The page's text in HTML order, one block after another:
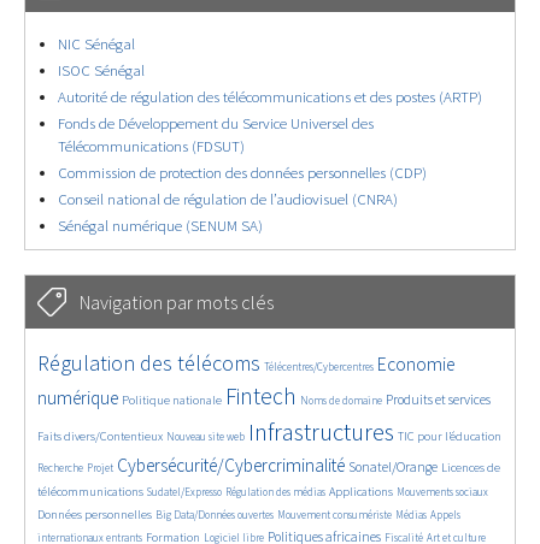
NIC Sénégal
ISOC Sénégal
Autorité de régulation des télécommunications et des postes (ARTP)
Fonds de Développement du Service Universel des
Télécommunications (FDSUT)
Commission de protection des données personnelles (CDP)
Conseil national de régulation de l’audiovisuel (CNRA)
Sénégal numérique (SENUM SA)
Navigation par mots clés
4632/5815
Régulation des télécoms
382/5815 Télécentres/Cybercentres
3664/5815
Economie
numérique
1898/5815 Politique nationale
5273/5815 Fintech
687/5815 Noms de domaine
2344/5815 Produits et services
1562/5815
Faits divers/Contentieux Nouveau site web Infrastructures TIC pour l’éducation
Recherche
246/5815Projet
3754/5815 Cybersécurité/Cybercriminalité
2301/5815 Sonatel/Orange
1642/5815
Licences de
télécommunications
301/5815 Sudatel/Expresso
1049/5815 Régulation des médias
1532/5815 Applications
1232/5815 Mouvements sociaux
1710/5815
Données personnelles
146/5815 Big Data/Données ouvertes
621/5815 Mouvement consumériste
364/5815 Médias
651/5815
Appels
internationaux entrants
1742/5815 Formation
111/5815 Logiciel libre
2498/5815 Politiques africaines
1091/5815 Fiscalité
174/5815 Art et culture
588/5815